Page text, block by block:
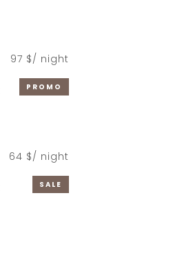
97 $/ night
PROMO
64 $/ night
SALE